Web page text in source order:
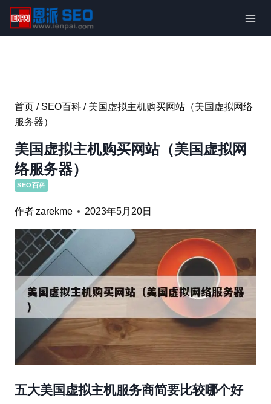
内
首页 / SEO百科 / 美国虚拟主机购买网站（美国虚拟网络
服务器）
美国虚拟主机购买网站（美国虚拟网
络服务器）
SEO百科
作者zarekme 2023年5月20日
五大美国虚拟主机服务商简要比较哪个好